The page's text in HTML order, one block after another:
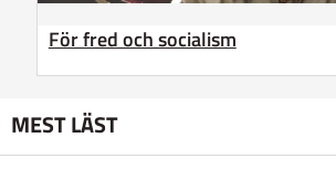
För fred och socialism
MEST LÄST